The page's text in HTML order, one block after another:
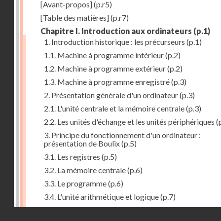
[Avant-propos](p.r5)
[Table des matières](p.r7)
Chapitre I. Introduction aux ordinateurs (p.1)
1. Introduction historique : les précurseurs (p.1)
1.1. Machine à programme intérieur(p.2)
1.2. Machine à programme extérieur(p.2)
1.3. Machine à programme enregistré(p.3)
2. Présentation générale d'un ordinateur(p.3)
2.1. L'unité centrale et la mémoire centrale(p.3)
2.2. Les unités d'échange et les unités périphériques
3. Principe du fonctionnement d'un ordinateur :
présentation de Boulix(p.5)
3.1. Les registres (p.5)
3.2. La mémoire centrale(p.6)
3.3. Le programme(p.6)
3.4. L'unité arithmétique et logique(p.7)
3.5. L'unité de contrôle(p.8)